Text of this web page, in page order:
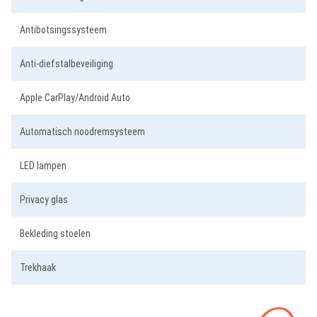
Antibotsingssysteem
Anti-diefstalbeveiliging
Apple CarPlay/Android Auto
Automatisch noodremsysteem
LED lampen
Privacy glas
Bekleding stoelen
Trekhaak